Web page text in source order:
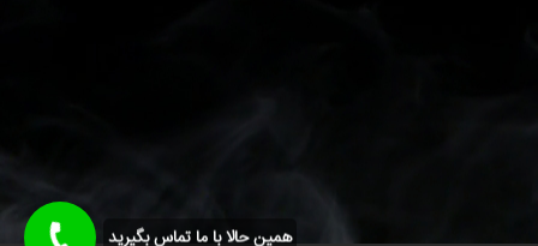
همین حالا با ما تماس بگیرید